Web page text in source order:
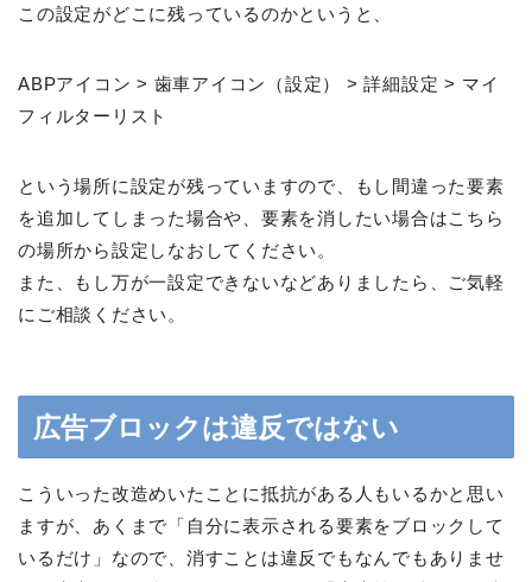
この設定がどこに残っているのかというと、
ABPアイコン > 歯車アイコン（設定） > 詳細設定 > マイ
フィルターリスト
という場所に設定が残っていますので、もし間違った要素
を追加してしまった場合や、要素を消したい場合はこちら
の場所から設定しなおしてください。
また、もし万が一設定できないなどありましたら、ご気軽
にご相談ください。
広告ブロックは違反ではない
こういった改造めいたことに抵抗がある人もいるかと思い
ますが、あくまで「自分に表示される要素をブロックして
いるだけ」なので、消すことは違反でもなんでもありませ